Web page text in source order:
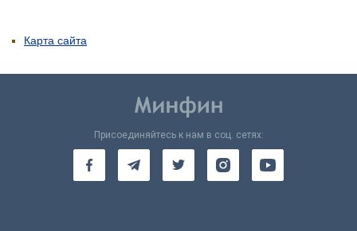
Карта сайта
Присоединяйтесь к нам в соц. сетях: